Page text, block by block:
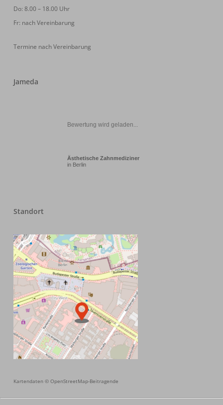
Do: 8.00 – 18.00 Uhr
Fr: nach Vereinbarung
Termine nach Vereinbarung
Jameda
Bewertung wird geladen...
Ästhetische Zahnmediziner
in Berlin
Standort
Kartendaten © OpenStreetMap-Beitragende